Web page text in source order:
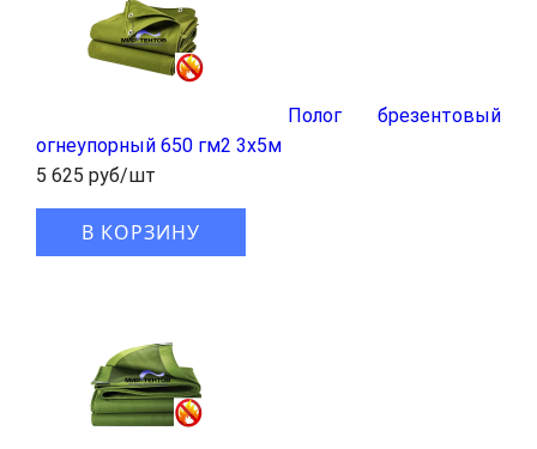
Полог брезентовый
огнеупорный 650 гм2 3x5м
5 625 руб/шт
В КОРЗИНУ